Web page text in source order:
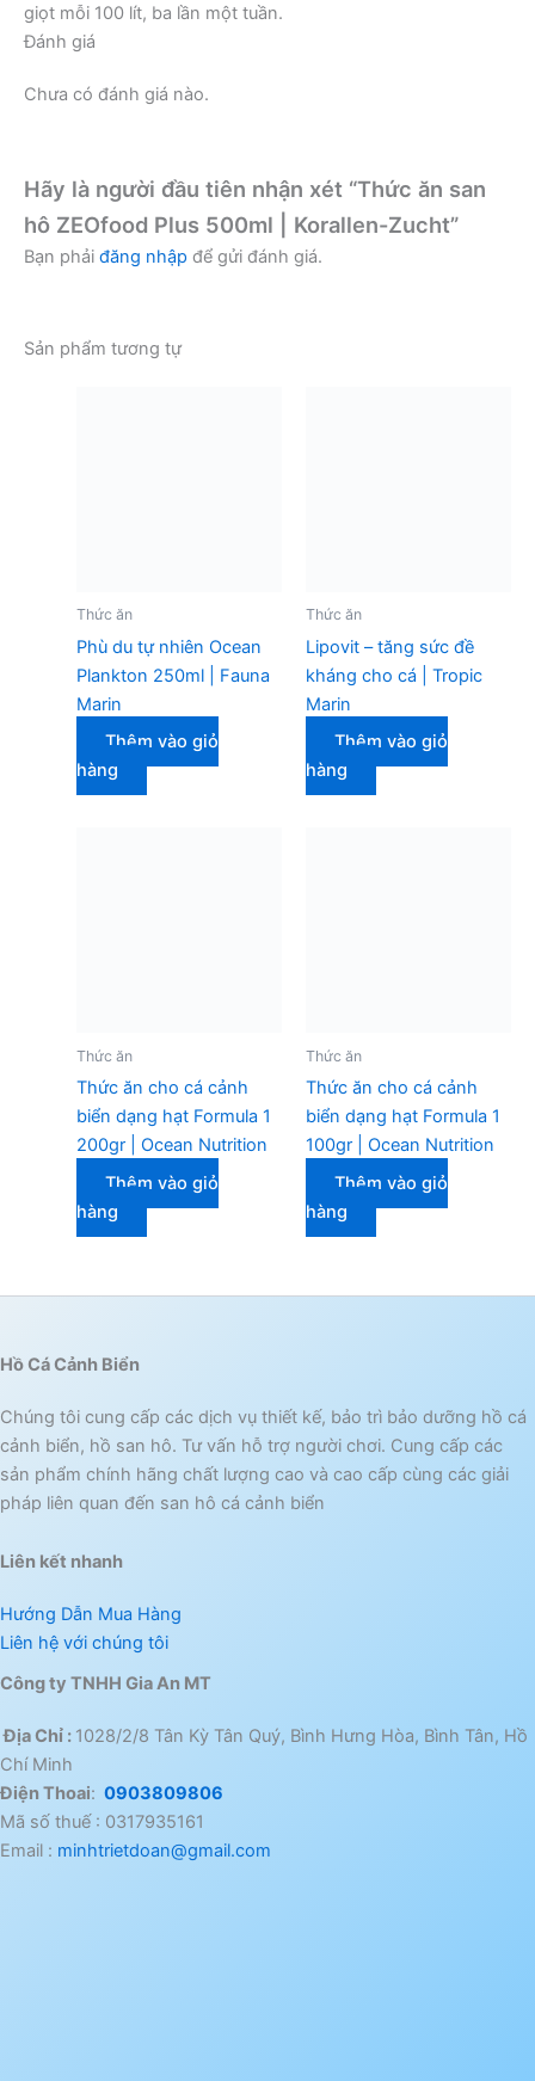
giọt mỗi 100 lít, ba lần một tuần.
Đánh giá
Chưa có đánh giá nào.
Hãy là người đầu tiên nhận xét “Thức ăn san
hô ZEOfood Plus 500ml | Korallen-Zucht”
Bạn phải đăng nhập để gửi đánh giá.
Sản phẩm tương tự
Thức ăn
Phù du tự nhiên Ocean
Plankton 250ml | Fauna
Marin
Thêm vào giỏ
hàng
Thức ăn
Lipovit – tăng sức đề
kháng cho cá | Tropic
Marin
Thêm vào giỏ
hàng
Thức ăn
Thức ăn cho cá cảnh
biển dạng hạt Formula 1
200gr | Ocean Nutrition
Thêm vào giỏ
hàng
Thức ăn
Thức ăn cho cá cảnh
biển dạng hạt Formula 1
100gr | Ocean Nutrition
Thêm vào giỏ
hàng
Hồ Cá Cảnh Biển
Chúng tôi cung cấp các dịch vụ thiết kế, bảo trì bảo dưỡng hồ cá
cảnh biển, hồ san hô. Tư vấn hỗ trợ người chơi. Cung cấp các
sản phẩm chính hãng chất lượng cao và cao cấp cùng các giải
pháp liên quan đến san hô cá cảnh biển
Liên kết nhanh
Hướng Dẫn Mua Hàng
Liên hệ với chúng tôi
Công ty TNHH Gia An MT
Địa Chỉ : 1028/2/8 Tân Kỳ Tân Quý, Bình Hưng Hòa, Bình Tân, Hồ
Chí Minh
Điện Thoai: 0903809806
Mã số thuế : 0317935161
Email : minhtrietdoan@gmail.com